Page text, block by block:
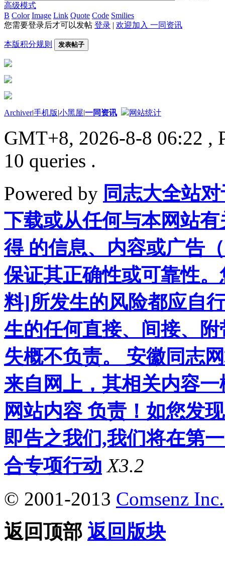
高级模式
B Color Image Link Quote Code Smilies
您需要登录后才可以发帖 登录 | 欢迎加入 一同资讯
本版积分规则 发表帖子
Archiver|手机版|小黑屋|一同资讯 网站统计
GMT+8, 2026-8-8 06:22 ,
10 queries .
Powered by 同志大全站
下载或从任何与本网站
得 的信息、内容或广告
保证其正确性或可靠性
料]所发生的风险都应自
生的任何直接、间接、
失概不负责。 安徽同志
来自网上，其相关内容
网站内容 负责！如您发
即告之我们,我们将在第
合专项行动 X3.2
© 2001-2013 Comsenz Inc.
返回顶部 返回版块